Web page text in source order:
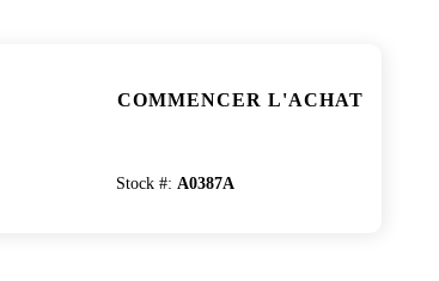
COMMENCER L'ACHAT
Stock #: A0387A